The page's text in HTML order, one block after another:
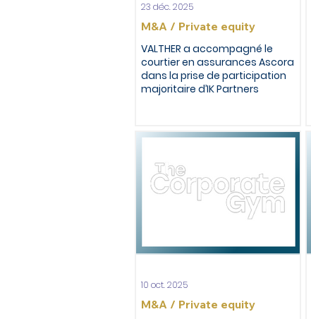
VALTHER a accompagné le
courtier en assurances Ascora
dans la prise de participation
majoritaire d’IK Partners
M&A / Private equity
23 déc. 2025
M&A / Private equity
10 oct. 2025